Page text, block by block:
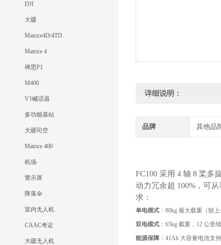
DJI
大疆
Matrice4D/4TD
Matrice 4
禅思P1
M400
V1喊话器
多功能基站
大疆司空
Matrice 400
机场
警示屏
降落伞
室内无人机
CAAC考证
大疆无人机
详细说明：
品牌 其他品
FC100 采用 4 轴 8 桨多
动力冗余超 100%，可
求：
单电模式 ：80kg 最大载重（较
双电模式 ：65kg 载重，12 公
能源保障 ：41Ah 大容量电池支